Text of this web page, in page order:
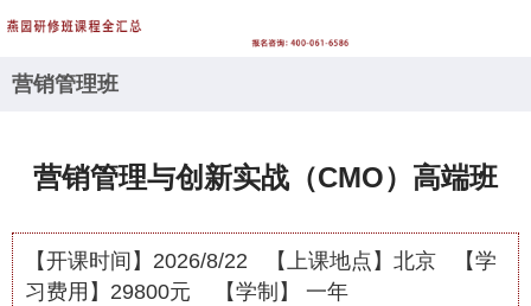
营销管理班
营销管理与创新实战（CMO）高端班
【开课时间】 2026/8/22 【上课地点】 北京
【学
习费用】 29800元 【学制】 一年